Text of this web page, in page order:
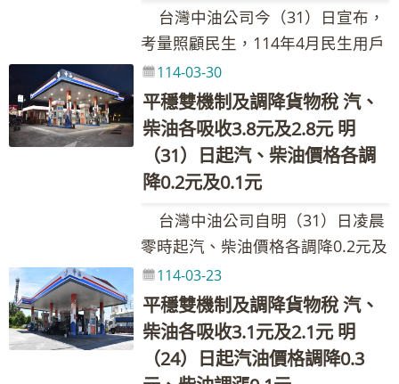
業點公告為準。(亞鄰油價資訊請參
考全球資訊網
https://www.cpc.com.tw產品與服
務--產品價格與資訊--亞鄰各國比較
表) 台灣中油股份有限公司 發言
人：林珂如發言人 聯絡電話：02-
87258125、0921-855-697 Email：
205311@cpc.com.tw 新聞聯絡
人：黃如妤組長 聯絡電話：02-
87258548、0932-205-375 Email：
089222@cpc.com.tw 其他相關業
務詢問請洽本公司1912客服專線
作，協助穩定國內油價，114年累
計至3月底止，台灣中油共吸收約
35.61億元。調價後各式油品參考零
售價格調幅及調整金額如附表，實
際零售價格以各營業點公告為準。
(亞鄰油價資訊請參考全球資訊網
https://www.cpc.com.tw產品與服
務--產品價格與資訊--亞鄰各國比較
表) 台灣中油股份有限公司 發言
人：林珂如發言人 聯絡電話：02-
87258125、0921-855-697 Email：
205311@cpc.com.tw 新聞聯絡
人：黃如妤組長 聯絡電話：02-
87258548、0932-205-375 Email：
089222@cpc.com.tw 其他相關業
穩措施 合計 汽油 2.2 0.0 0.0 2.2 柴
油 1.6 0.0 0.0 1.6 本週依油價公
式及政府調降貨物稅(汽、柴油每公
升各共2元及1.5元)調整國內油價，
並持續以亞鄰國家最低價及平穩措
施運作，協助穩定國內油價，114
年累計至3月底止，台灣中油共吸收
約35.61億元。調價後各式油品參考
零售價格調幅及調整金額如附表，
實際零售價格以各營業點公告為
準。(亞鄰油價資訊請參考全球資訊
網https://www.cpc.com.tw產品與
服務--產品價格與資訊--亞鄰各國比
較表) 台灣中油股份有限公司 發言
人：林珂如發言人 聯絡電話：02-
動油價機制調整原則，汽、柴油應
調價格與本週參考零售價格相比，
汽、柴油應各調漲1.6元及1.2元，
惟為維持價格低於亞洲鄰近國家
(日、韓、港、星) ，汽、柴油各吸
收1.4元及1.1元，吸收後95無鉛汽
油超出30元，啟動油價平穩措施，
第一階段吸收25%調幅四捨五入，
汽、柴油每公升各吸收0.1元，平穩
雙機制啟動，汽、柴油各共吸收1.5
元及1.2元，國內汽油實際每公升價
格調漲0.1元、柴油價格不調整。吸
收金額如下表： 吸收金額／每公升
政府調降貨物稅 維持亞鄰國家最低
石油氣價格每月檢討調整機制」辦
理。依公式計算結果，114年4月份
液化石油氣每公斤應調漲0.5元，惟
為配合政府穩定物價政策，價格不
調漲，由台灣中油暫行吸收；加計
尚未調足之吸收金額每公斤16.0
元，114年4月份未調足之吸收金額
格下跌時再行回補；另經核算，
114年截至2月底液化石油氣政策性
吸收金額約27億元。 台灣中油股
份有限公司 發言人：林珂如發言人
聯絡電話：02-87258125、0921-
855-697 Email：
台灣中油公司今（31）日宣布，
考量照顧民生，114年4月民生用戶
及電業用戶氣價不調整，由台灣中
油吸收。 台灣中油表示，全球液
化天然氣(LNG)現貨價格，因歐洲天
然氣庫存水位遠低於去年同期，為
符合歐盟天然氣儲存法規，進口業
者須加速回補，與亞洲國家搶購
LNG現貨，致我國LNG進口成本仍
維持相對高檔。 台灣中油自110
年至113年吸收工業用戶(含合格汽
電共生系統及公用天然氣事業售予
工業用戶)氣價金額已超過1,300億
元，114年截至2月底工業用戶吸收
金額逾20億元，致天然氣大幅虧
平穩雙機制及調降貨物稅 汽、
柴油各吸收3.8元及2.8元 明
（31）日起汽、柴油價格各調
降0.2元及0.1元
114-03-30
台灣中油公司自明（31）日凌晨
零時起汽、柴油價格各調降0.2元及
0.1元，參考零售價格分別為92無鉛
汽油每公升28.7元、95無鉛汽油每
公升30.2元、98無鉛汽油每公升
32.2元、超級柴油每公升27.9元。
本週因平穩雙機制啟動，汽、柴油
平穩雙機制及調降貨物稅 汽、
柴油各吸收3.1元及2.1元 明
（24）日起汽油價格調降0.3
114-03-23